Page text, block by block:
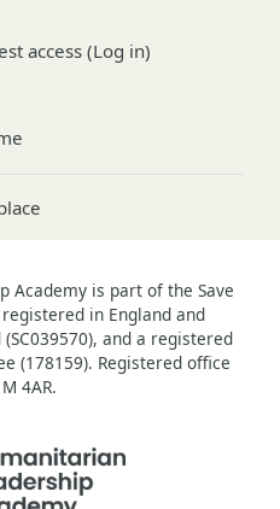
access (Log in)
Academy is part of the Save
in England and
and a registered
(178159). Registered office
4AR.